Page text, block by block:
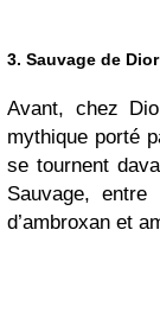
3. Sauvage de Dior
Avant, chez
mythique porté
se tournent
Sauvage, entre
d’ambroxan et